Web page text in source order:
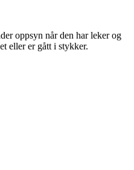
oppsyn når den har leker og
eller er gått i stykker.